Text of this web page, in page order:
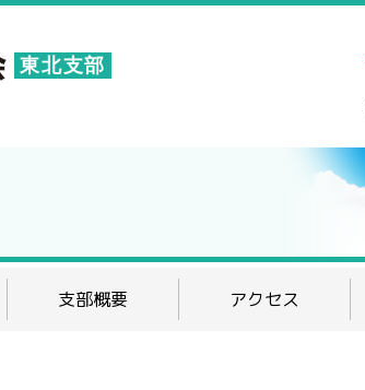
東北支部
支部概要 アクセス